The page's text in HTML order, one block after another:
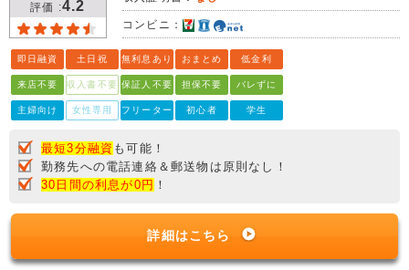
評価 :4.2
コンビニ：
即日融資 土日祝 無利息あり おまとめ 低金利
来店不要 収入書不要 保証人不要 担保不要 バレずに
主婦向け 女性専用 フリーター 初心者 学生
最短3分融資 も可能！
勤務先への電話連絡＆郵送物は原則なし！
30日間の利息が0円 ！
詳細はこちら